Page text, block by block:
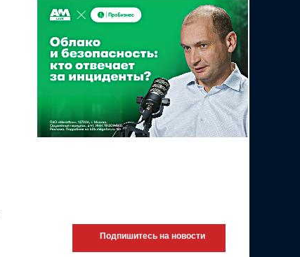
Подпишитесь на новости